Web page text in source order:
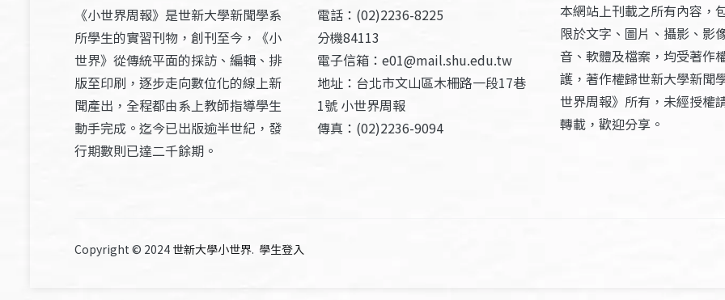
《小世界周報》是世新大學新聞學系
所學生的實習刊物，創刊至今，《小
世界》從傳統平面的採訪、編輯、排
版至印刷，逐步走向數位化的線上新
聞產出，全程都由系上教師指導學生
動手完成。迄今已出版逾半世紀，發
行期數則已達二千餘期。
電話：(02)2236-8225
分機84113
電子信箱：e01@mail.shu.edu.tw
地址：台北市文山區木柵路一段17巷
1號 小世界周報
傳真：(02)2236-9094
本網站上刊載之所有內容，
限於文字、圖片、攝影、影
音、軟體及檔案，均受著作
護，著作權歸世新大學新聞
世界周報》所有，未經授權
轉載，歡迎分享。
Copyright © 2024 世新大學小世界. 學生登入